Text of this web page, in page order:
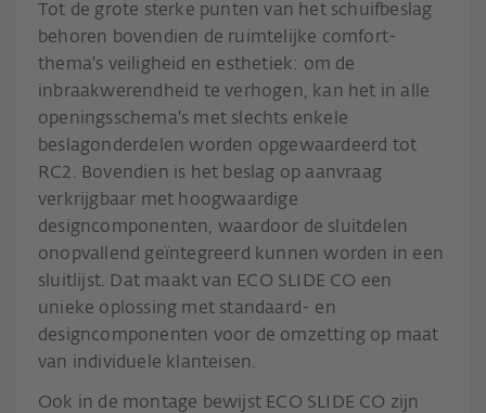
Tot de grote sterke punten van het schuifbeslag
behoren bovendien de ruimtelijke comfort-
thema's veiligheid en esthetiek: om de
inbraakwerendheid te verhogen, kan het in alle
openingsschema's met slechts enkele
beslagonderdelen worden opgewaardeerd tot
RC2. Bovendien is het beslag op aanvraag
verkrijgbaar met hoogwaardige
designcomponenten, waardoor de sluitdelen
onopvallend geïntegreerd kunnen worden in een
sluitlijst. Dat maakt van ECO SLIDE CO een
unieke oplossing met standaard- en
designcomponenten voor de omzetting op maat
van individuele klanteisen.
Ook in de montage bewijst ECO SLIDE CO zijn